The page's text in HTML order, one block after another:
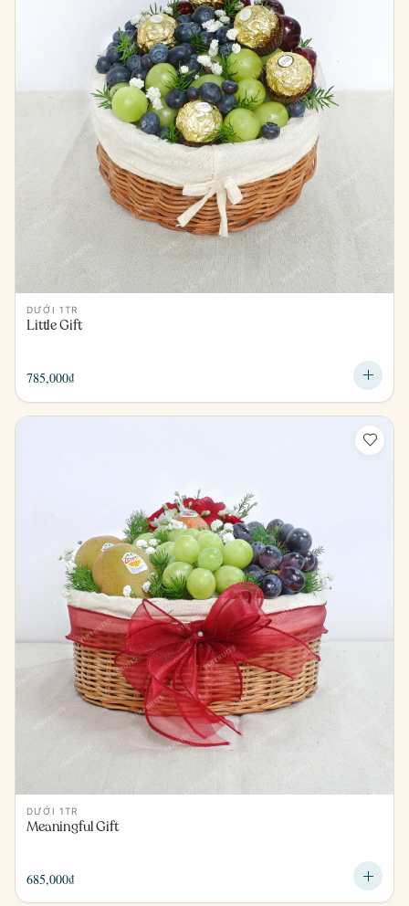
DƯỚI 1TR
Little Gift
785,000₫
DƯỚI 1TR
Meaningful Gift
685,000₫